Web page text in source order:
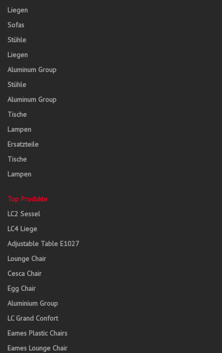
Liegen
Sofas
Stühle
Liegen
Aluminum Group
Stühle
Aluminum Group
Tische
Lampen
Ersatzteile
Tische
Lampen
Top Produkte
LC2 Sessel
LC4 Liege
Adjustable Table E1027
Lounge Chair
Cesca Chair
Egg Chair
Aluminium Group
LC Grand Confort
Eames Plastic Chairs
Eames Lounge Chair